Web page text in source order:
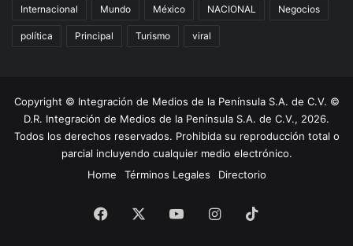
Internacional Mundo México NACIONAL Negocios
política Principal Turismo viral
Copyright © Integración de Medios de la Península S.A. de C.V. ©
D.R. Integración de Medios de la Península S.A. de C.V., 2026.
Todos los derechos reservados. Prohibida su reproducción total o
parcial incluyendo cualquier medio electrónico.
Home
Términos Legales Directorio
Facebook YouTubeInstagram